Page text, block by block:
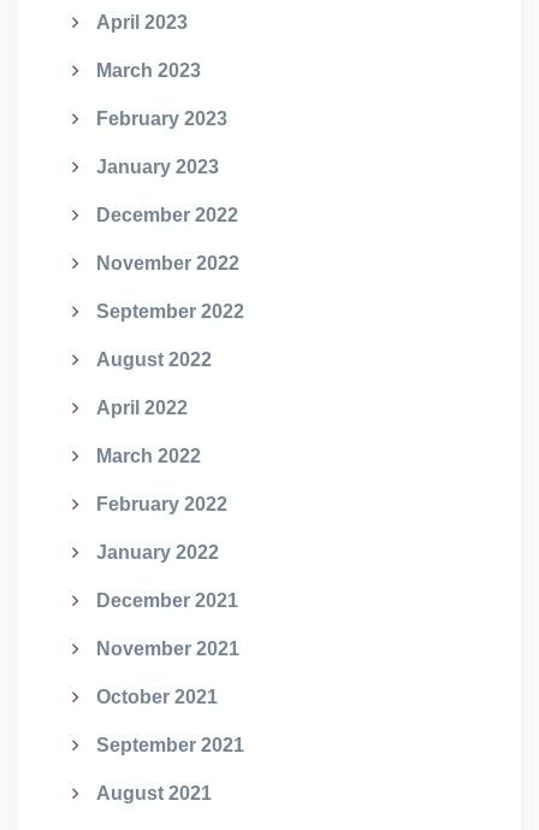
April 2023
March 2023
February 2023
January 2023
December 2022
November 2022
September 2022
August 2022
April 2022
March 2022
February 2022
January 2022
December 2021
November 2021
October 2021
September 2021
August 2021